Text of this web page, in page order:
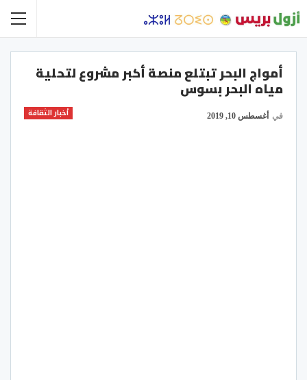
أمواج البحر تبتلع منصة أكبر مشروع لتحلية
مياه البحر بسوس
أخبار الثقافة في أغسطس 10, 2019